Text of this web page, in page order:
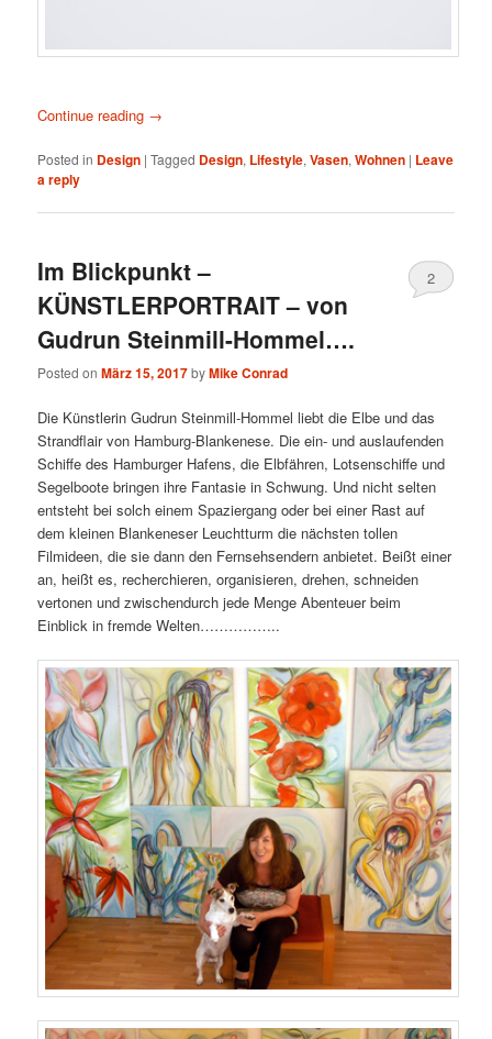
Continue reading →
Posted in Design |Tagged Design, Lifestyle,Vasen,Wohnen | Leave
a reply
Im Blickpunkt –
KÜNSTLERPORTRAIT – von
Gudrun Steinmill-Hommel….
Posted onMärz 15, 2017byMike Conrad
2
Die Künstlerin Gudrun Steinmill-Hommel liebt die Elbe und das
Strandflair von Hamburg-Blankenese. Die ein- und auslaufenden
Schiffe des Hamburger Hafens, die Elbfähren, Lotsenschiffe und
Segelboote bringen ihre Fantasie in Schwung. Und nicht selten
entsteht bei solch einem Spaziergang oder bei einer Rast auf
dem kleinen Blankeneser Leuchtturm die nächsten tollen
Filmideen, die sie dann den Fernsehsendern anbietet. Beißt einer
an, heißt es, recherchieren, organisieren, drehen, schneiden
vertonen und zwischendurch jede Menge Abenteuer beim
Einblick in fremde Welten……………..